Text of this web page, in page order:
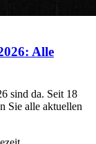
Alle
sind da. Seit 18
Sie alle aktuellen